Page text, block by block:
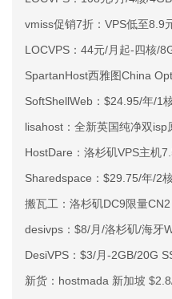
vmiss促销7折：VPS低至8.9
LOCVPS：44元/月起-四核/
SpartanHost西雅图China
SoftShellWeb：$24.95/年/1
lisahost：全新英国纯净双
HostDare：洛杉矶VPS主机
Sharedspace：$29.75/年/2
搬瓦工：洛杉矶DC9限量
desivps：$8/月/洛杉矶/海牙
DesiVPS：$3/月-2GB/20G
新货：hostmada 新加坡